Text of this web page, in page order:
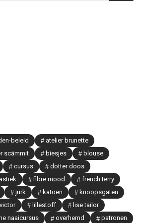
beleid
atelier brunette
scämmit biesjes
blouse
cursus
dotter doos
fibre mood
french terry
jurk katoen
knoopsgaten
lillestoff
lise tailor
naaicursus overhemd
patronen